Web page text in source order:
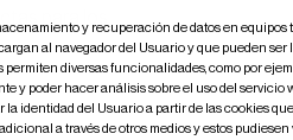
para los
y recuperación de datos en equipos
al navegador del Usuario y que pueden ser
permiten diversas funcionalidades, como por
y poder hacer análisis sobre el uso del servicio
la identidad del Usuario a partir de las cookies
a través de otros medios y estos